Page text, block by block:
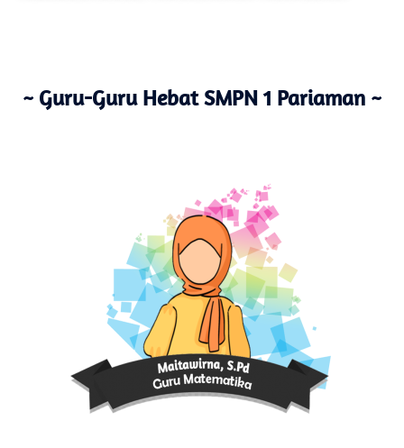
~ Guru-Guru Hebat SMPN 1 Pariaman ~